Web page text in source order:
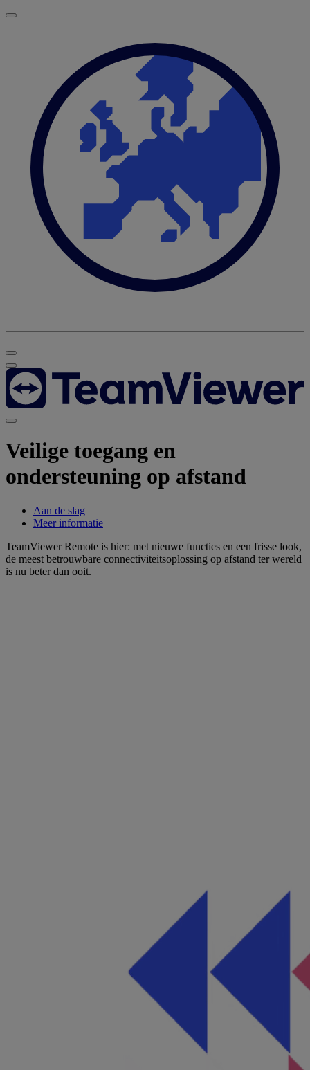
Veilige toegang en
ondersteuning op afstand
Aan de slag
Meer informatie
TeamViewer Remote is hier: met nieuwe functies en een frisse look,
de meest betrouwbare connectiviteitsoplossing op afstand ter wereld
is nu beter dan ooit.